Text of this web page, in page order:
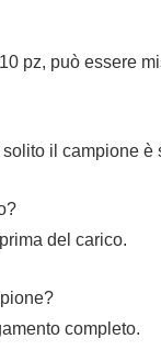
pz, può essere
il campione
del carico.
completo.